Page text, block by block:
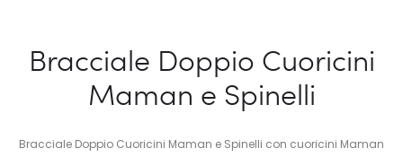
Bracciale Doppio Cuoricini
Maman e Spinelli
Bracciale Doppio Cuoricini Maman e Spinelli con cuoricini Maman